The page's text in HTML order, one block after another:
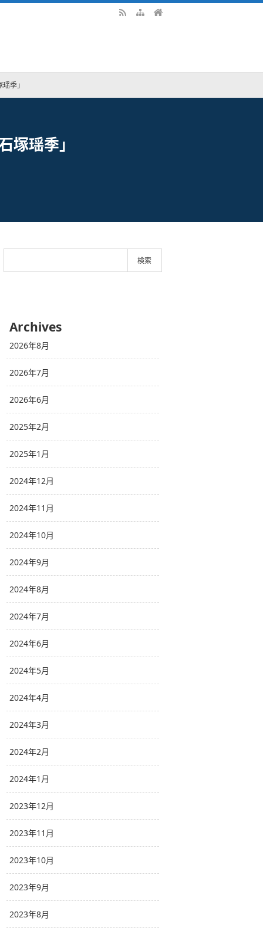
季」
瑶季」
Archives
2026年8月
2026年7月
2026年6月
2025年2月
2025年1月
2024年12月
2024年11月
2024年10月
2024年9月
2024年8月
2024年7月
2024年6月
2024年5月
2024年4月
2024年3月
2024年2月
2024年1月
2023年12月
2023年11月
2023年10月
2023年9月
2023年8月